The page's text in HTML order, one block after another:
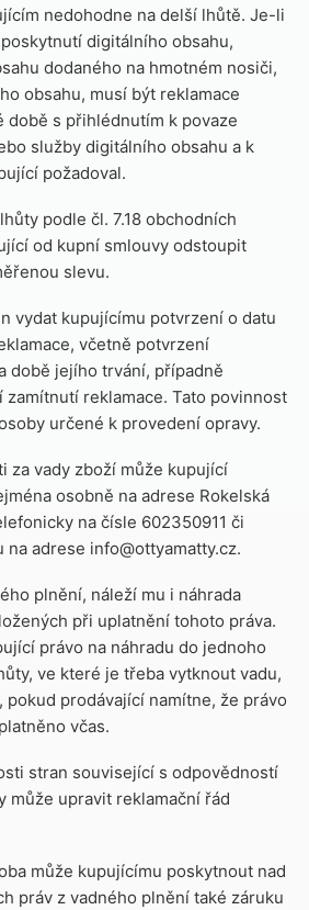
nedohodne na delší lhůtě. Je-li
digitálního obsahu,
dodaného na hmotném nosiči,
obsahu, musí být reklamace
době s přihlédnutím k povaze
služby digitálního obsahu a k
požadoval.
podle čl. 7.18 obchodních
od kupní smlouvy odstoupit
slevu.
vydat kupujícímu potvrzení o datu
včetně potvrzení
době jejího trvání, případně
zamítnutí reklamace. Tato povinnost
určené k provedení opravy.
za vady zboží může kupující
osobně na adrese Rokelská
na čísle 602350911 či
adrese info@ottyamatty.cz.
plnění, náleží mu i náhrada
při uplatnění tohoto práva.
právo na náhradu do jednoho
ve které je třeba vytknout vadu,
pokud prodávající namítne, že právo
včas.
stran související s odpovědností
může upravit reklamační řád
může kupujícímu poskytnout nad
práv z vadného plnění také záruku